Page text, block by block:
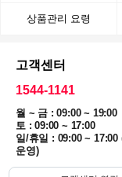
상품관리 요령
고객센터
1544-1141
월 ~ 금 : 09:00 ~ 19:00
토 : 09:00 ~ 17:00
일/휴일 : 09:00 ~ 17:00
운영)